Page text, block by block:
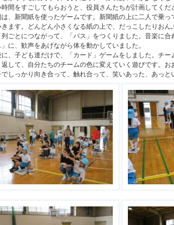
間をすごしてもらおうと、役員さんたちが計画してくだ
、新聞紙を使ったゲームです。新聞紙の上に二人で乗っ
ます。どんどん小さくなる紙の上で、だっこしたりお
ごとにつながって、「バス」をつくりました。音楽に
に、歓声をあげながら体を動かしていました。
、子ども達だけで、「カード」ゲームをしました。チー
返して、自分たちのチームの色に変えていく遊びです。お
しっかり向き合って、触れ合って、笑いあった、あっと